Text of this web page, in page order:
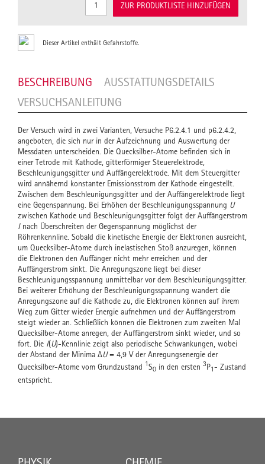
ZUR PRODUKTLISTE HINZUFÜGEN
Dieser Artikel enthält Gefahrstoffe.
BESCHREIBUNG
AUSSTATTUNGSDETAILS
VERSUCHSANLEITUNG
Der Versuch wird in zwei Varianten, Versuche P6.2.4.1 und p6.2.4.2,
angeboten, die sich nur in der Aufzeichnung und Auswertung der
Messdaten unterscheiden. Die Quecksilber-Atome befinden sich in
einer Tetrode mit Kathode, gitterförmiger Steuerelektrode,
Beschleunigungsgitter und Auffängerelektrode. Mit dem Steuergitter
wird annähernd konstanter Emissionsstrom der Kathode eingestellt.
Zwischen dem Beschleunigungsgitter und der Auffängerelektrode liegt
eine Gegenspannung. Bei Erhöhen der Beschleunigungsspannung U
zwischen Kathode und Beschleunigungsgitter folgt der Auffängerstrom
Inach Überschreiten der Gegenspannung möglichst der
Röhrenkennline. Sobald die kinetische Energie der Elektronen ausreicht,
um Quecksilber-Atome durch inelastischen Stoß anzuregen, können
die Elektronen den Auffänger nicht mehr erreichen und der
Auffängerstrom sinkt. Die Anregungszone liegt bei dieser
Beschleunigungsspannung unmittelbar vor dem Beschleunigungsgitter.
Bei weiterer Erhöhung der Beschleunigungsspannung wandert die
Anregungszone auf die Kathode zu, die Elektronen können auf ihrem
Weg zum Gitter wieder Energie aufnehmen und der Auffängerstrom
steigt wieder an. Schließlich können die Elektronen zum zweiten Mal
Quecksilber-Atome anregen, der Auffängerstrom sinkt wieder, und so
fort. Die I(U)-Kennlinie zeigt also periodische Schwankungen, wobei
der Abstand der Minima ΔU= 4,9 V der Anregungsenergie der
Quecksilber-Atome vom Grundzustand 1S0 in den ersten 3P1- Zustand
entspricht.